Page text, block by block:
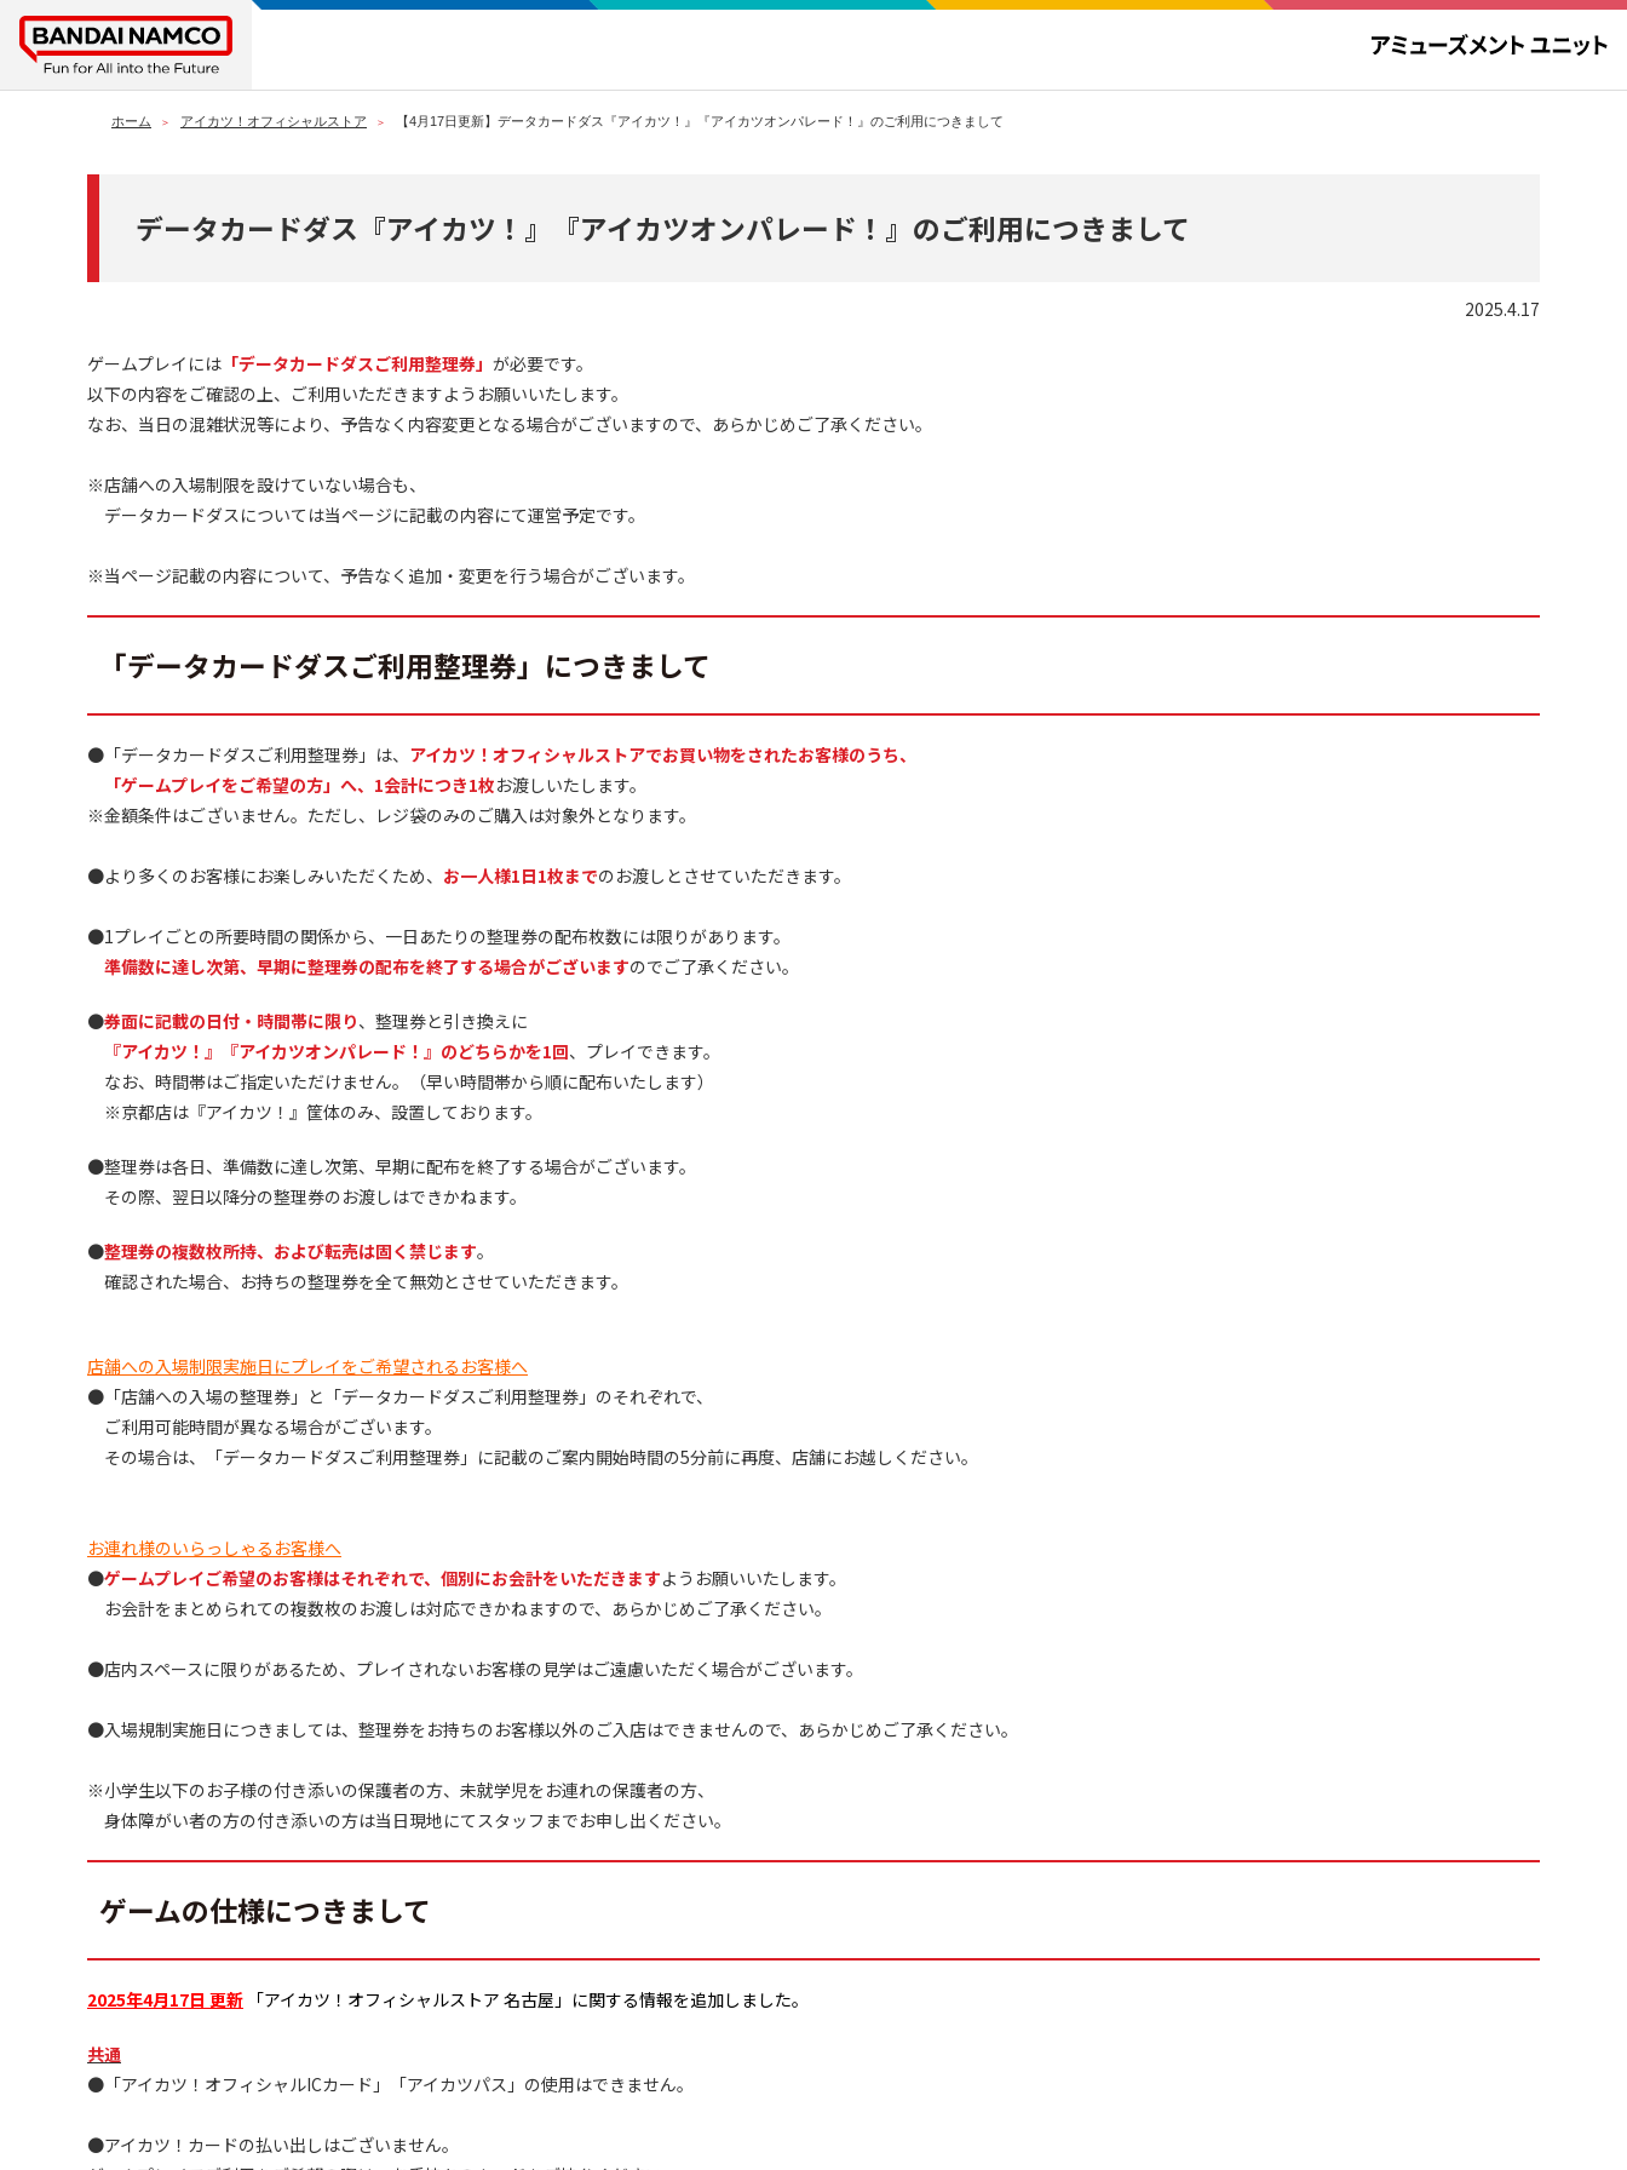
ホーム アイカツ！オフィシャルストア 【4月17日更新】データカードダス『アイカツ！』『アイカツオンパレード！』のご利用につきまして
データカードダス『アイカツ！』『アイカツオンパレード！』のご利用につきまして
2025.4.17
ゲームプレイには 「データカードダスご利用整理券」 が必要です。
以下の内容をご確認の上、ご利用いただきますようお願いいたします。
なお、当日の混雑状況等により、予告なく内容変更となる場合がございますので、あらかじめご了承ください。
※店舗への入場制限を設けていない場合も、
データカードダスについては当ページに記載の内容にて運営予定です。
※当ページ記載の内容について、予告なく追加・変更を行う場合がございます。
「データカードダスご利用整理券」につきまして
●「データカードダスご利用整理券」は、 アイカツ！オフィシャルストアでお買い物をされたお客様のうち、
「ゲームプレイをご希望の方」へ、1会計につき1枚お渡しいたします。
※金額条件はございません。ただし、レジ袋のみのご購入は対象外となります。
●より多くのお客様にお楽しみいただくため、 お一人様1日1枚までのお渡しとさせていただきます。
●1プレイごとの所要時間の関係から、一日あたりの整理券の配布枚数には限りがあります。
準備数に達し次第、早期に整理券の配布を終了する場合がございますのでご了承ください。
●券面に記載の日付・時間帯に限り、整理券と引き換えに
『アイカツ！』『アイカツオンパレード！』のどちらかを1回、プレイできます。
なお、時間帯はご指定いただけません。（早い時間帯から順に配布いたします）
※京都店は『アイカツ！』筐体のみ、設置しております。
●整理券は各日、準備数に達し次第、早期に配布を終了する場合がございます。
その際、翌日以降分の整理券のお渡しはできかねます。
●整理券の複数枚所持、および転売は固く禁じます。
確認された場合、お持ちの整理券を全て無効とさせていただきます。
店舗への入場制限実施日にプレイをご希望されるお客様へ
●「店舗への入場の整理券」と「データカードダスご利用整理券」のそれぞれで、
ご利用可能時間が異なる場合がございます。
その場合は、「データカードダスご利用整理券」に記載のご案内開始時間の5分前に再度、店舗にお越しください。
お連れ様のいらっしゃるお客様へ
●ゲームプレイご希望のお客様はそれぞれで、個別にお会計をいただきますようお願いいたします。
お会計をまとめられての複数枚のお渡しは対応できかねますので、あらかじめご了承ください。
●店内スペースに限りがあるため、プレイされないお客様の見学はご遠慮いただく場合がございます。
●入場規制実施日につきましては、整理券をお持ちのお客様以外のご入店はできませんので、あらかじめご了承ください。
※小学生以下のお子様の付き添いの保護者の方、未就学児をお連れの保護者の方、
身体障がい者の方の付き添いの方は当日現地にてスタッフまでお申し出ください。
ゲームの仕様につきまして
2025年4月17日 更新 「アイカツ！オフィシャルストア 名古屋」に関する情報を追加しました。
共通
●「アイカツ！オフィシャルICカード」「アイカツパス」の使⽤はできません。
●アイカツ！カードの払い出しはございません。